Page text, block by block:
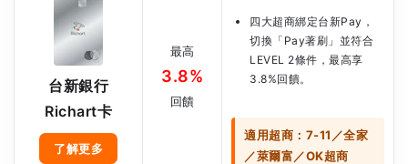
台新銀行
Richart卡
了解更多
最高
3.8%
回饋
四大超商綁定台新Pay，
切換「Pay著刷」並符合
LEVEL 2條件，最高享
3.8%回饋。
適用超商：7-11／全家
／萊爾富／OK超商